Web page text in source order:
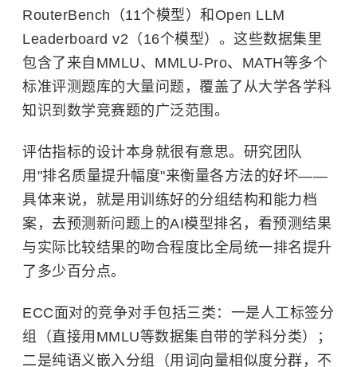
RouterBench（11个模型）和Open LLM
Leaderboard v2（16个模型）。这些数据集里
包含了来自MMLU、MMLU-Pro、MATH等多个
标准评测题库的大量问题，覆盖了从大学各学科
知识到数学竞赛题的广泛范围。
评估指标的设计本身就很有意思。研究团队
用"排名质量提升幅度"来衡量各方法的好坏——
具体来说，就是用训练好的分组结构和能力档
案，去预测新问题上的AI模型排名，看预测结果
与实际比较结果的吻合程度比全局统一排名提升
了多少百分点。
ECC面对的竞争对手包括三类：一是人工标签分
组（直接用MMLU等数据集自带的学科分类）；
二是纯语义嵌入分组（用词向量相似度分群，不